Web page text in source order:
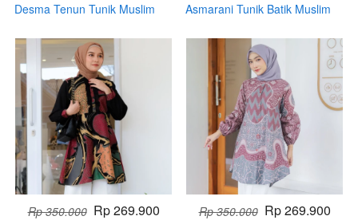
Desma Tenun Tunik Muslim
Asmarani Tunik Batik Muslim
Rp 350.000 Rp 269.900 Rp 350.000 Rp 269.900